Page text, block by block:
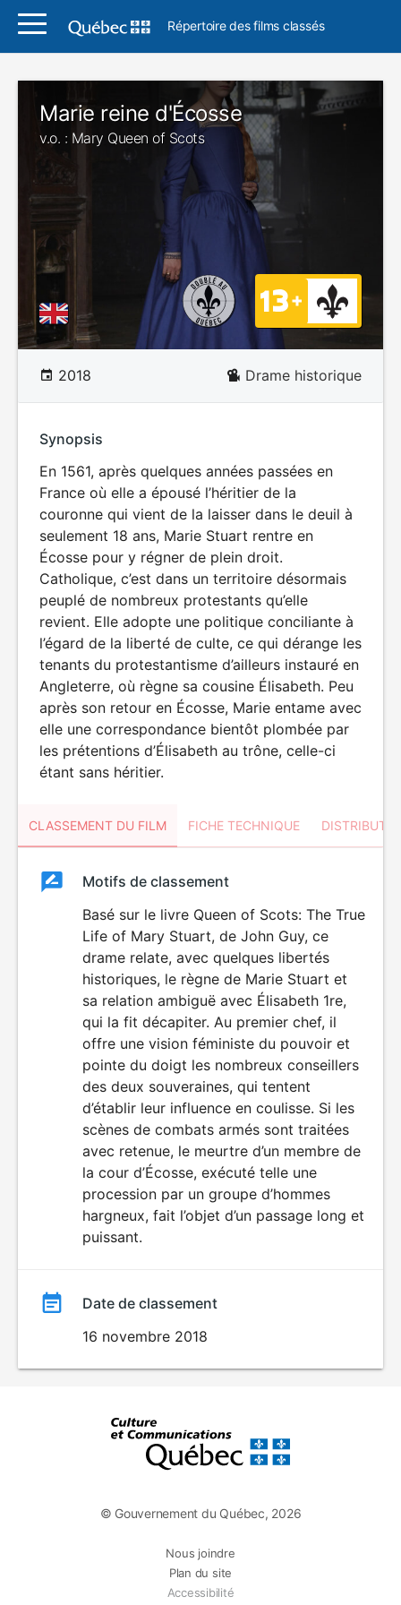
Répertoire des films classés
Marie reine d'Écosse
v.o. : Mary Queen of Scots
2018 Drame historique
Synopsis
En 1561, après quelques années passées en
France où elle a épousé l’héritier de la
couronne qui vient de la laisser dans le deuil à
seulement 18 ans, Marie Stuart rentre en
Écosse pour y régner de plein droit.
Catholique, c’est dans un territoire désormais
peuplé de nombreux protestants qu’elle
revient. Elle adopte une politique conciliante à
l’égard de la liberté de culte, ce qui dérange les
tenants du protestantisme d’ailleurs instauré en
Angleterre, où règne sa cousine Élisabeth. Peu
après son retour en Écosse, Marie entame avec
elle une correspondance bientôt plombée par
les prétentions d’Élisabeth au trône, celle-ci
étant sans héritier.
CLASSEMENT DU FILM FICHE TECHNIQUE
ClassementClassement
Motifs de classement
Basé sur le livre Queen of Scots: The True
Life of Mary Stuart, de John Guy, ce
drame relate, avec quelques libertés
historiques, le règne de Marie Stuart et
sa relation ambiguë avec Élisabeth 1re,
qui la fit décapiter. Au premier chef, il
offre une vision féministe du pouvoir et
pointe du doigt les nombreux conseillers
des deux souveraines, qui tentent
d’établir leur influence en coulisse. Si les
scènes de combats armés sont traitées
avec retenue, le meurtre d’un membre de
la cour d’Écosse, exécuté telle une
procession par un groupe d’hommes
hargneux, fait l’objet d’un passage long et
puissant.
Date de classement
16 novembre 2018
© Gouvernement du Québec, 2026
Nous joindre
Plan du site
Accessibilité